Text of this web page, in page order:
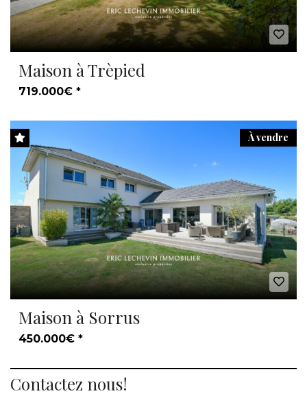
Maison à Trèpied
719.000€ *
À vendre
Maison à Sorrus
450.000€ *
Contactez nous!